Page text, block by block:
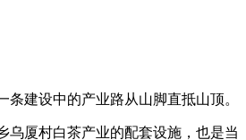
条建设中的产业路从山脚直抵山顶。
乌厦村白茶产业的配套设施，也是当